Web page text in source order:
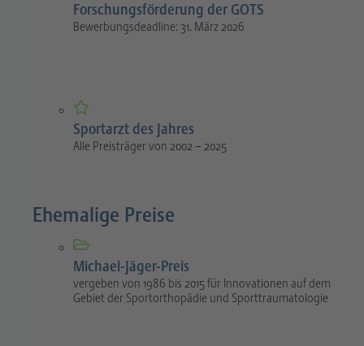
Forschungsförderung der GOTS
Bewerbungsdeadline: 31. März 2026
Sportarzt des Jahres
Alle Preisträger von 2002 – 2025
Ehemalige Preise
Michael-Jäger-Preis
vergeben von 1986 bis 2015 für Innovationen auf dem
Gebiet der Sportorthopädie und Sporttraumatologie